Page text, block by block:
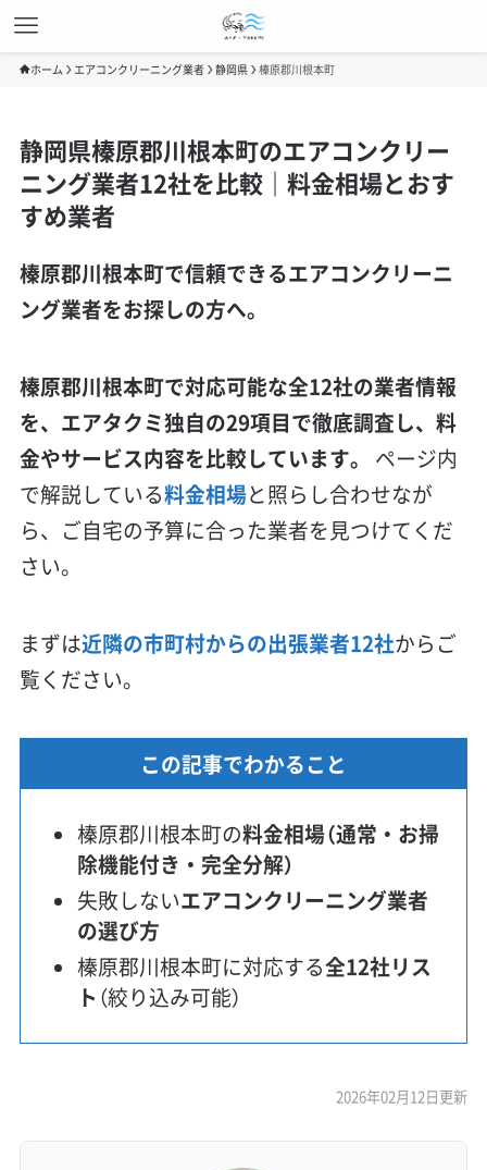
ホーム エアコンクリーニング業者 静岡県 榛原郡川根本町
静岡県榛原郡川根本町のエアコンクリー
ニング業者12社を比較｜料金相場とおす
すめ業者
榛原郡川根本町で信頼できるエアコンクリーニ
ング業者をお探しの方へ。
榛原郡川根本町で対応可能な全12社の業者情報
を、エアタクミ独自の29項目で徹底調査し、料
金やサービス内容を比較しています。
ページ内
で解説している料金相場と照らし合わせなが
ら、ご自宅の予算に合った業者を見つけてくだ
さい。
まずは近隣の市町村からの出張業者12社からご
覧ください。
この記事でわかること
榛原郡川根本町の料金相場（通常・お掃
除機能付き・完全分解）
失敗しないエアコンクリーニング業者
の選び方
榛原郡川根本町に対応する全12社リス
ト （絞り込み可能）
2026年02月12日更新